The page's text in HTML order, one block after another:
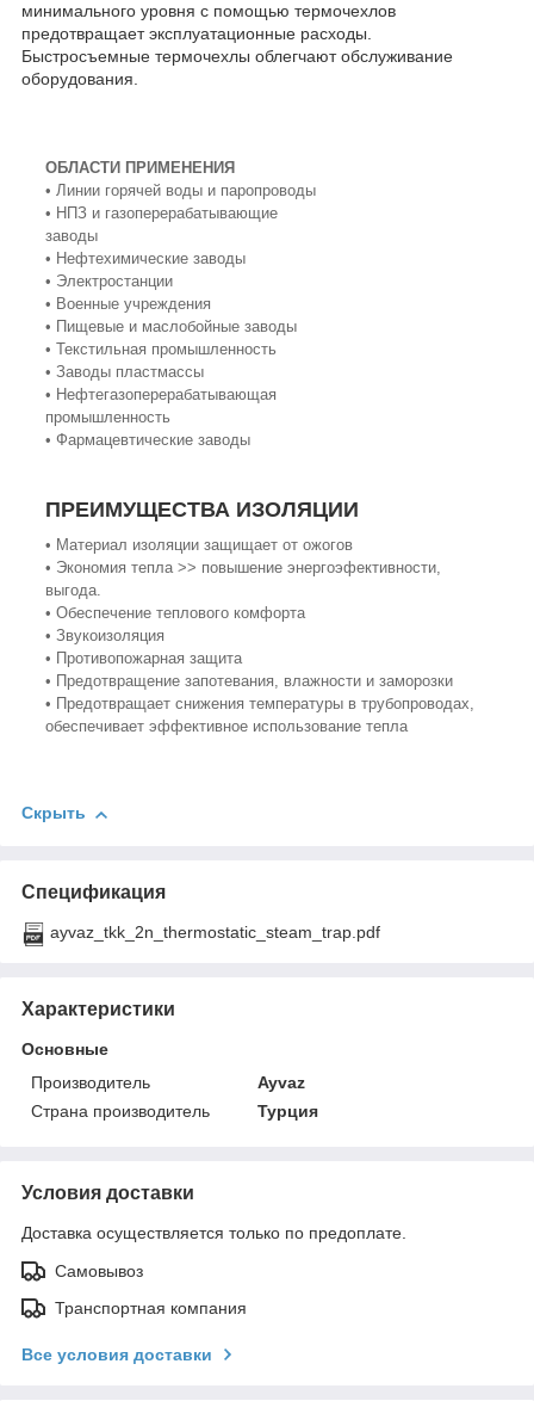
минимального уровня с помощью термочехлов
предотвращает эксплуатационные расходы.
Быстросъемные термочехлы облегчают обслуживание
оборудования.
ОБЛАСТИ ПРИМЕНЕНИЯ
• Линии горячей воды и паропроводы
• НПЗ и газоперерабатывающие
заводы
• Нефтехимические заводы
• Электростанции
• Военные учреждения
• Пищевые и маслобойные заводы
• Текстильная промышленность
• Заводы пластмассы
• Нефтегазоперерабатывающая
промышленность
• Фармацевтические заводы
ПРЕИМУЩЕСТВА ИЗОЛЯЦИИ
• Материал изоляции защищает от ожогов
• Экономия тепла >> повышение энергоэфективности,
выгода.
• Обеспечение теплового комфорта
• Звукоизоляция
• Противопожарная защита
• Предотвращение запотевания, влажности и заморозки
• Предотвращает снижения температуры в трубопроводах,
обеспечивает эффективное использование тепла
Скрыть
Спецификация
ayvaz_tkk_2n_thermostatic_steam_trap.pdf
Характеристики
Основные
Производитель
Ayvaz
Страна производитель
Турция
Условия доставки
Доставка осуществляется только по предоплате.
Самовывоз
Транспортная компания
Все условия доставки